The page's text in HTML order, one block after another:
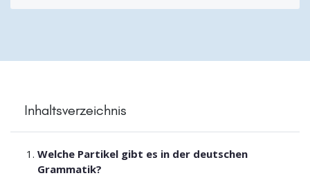
Inhaltsverzeichnis
Welche Partikel gibt es in der deutschen
Grammatik?